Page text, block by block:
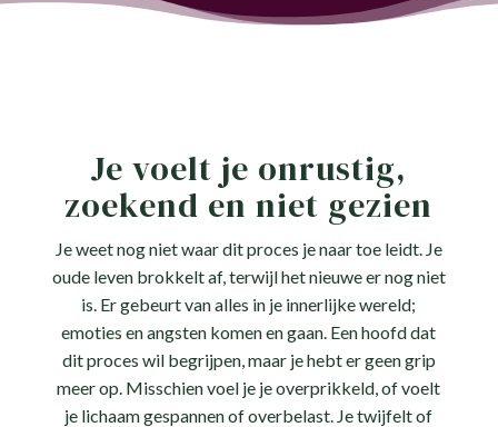
Je voelt je onrustig,
zoekend en niet gezien
Je weet nog niet waar dit proces je naar toe leidt. Je
oude leven brokkelt af, terwijl het nieuwe er nog niet
is. Er gebeurt van alles in je innerlijke wereld;
emoties en angsten komen en gaan. Een hoofd dat
dit proces wil begrijpen, maar je hebt er geen grip
meer op. Misschien voel je je overprikkeld, of voelt
je lichaam gespannen of overbelast. Je twijfelt of